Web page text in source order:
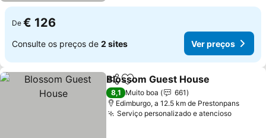
De € 126
Consulte os preços de 2 sites Ver preços
PartilharAdicionar aos favoritos
Blossom Guest House
8,1 Muito boa
661
Edimburgo, a 12.5 km de Prestonpans
Serviço personalizado e atenciosoVer